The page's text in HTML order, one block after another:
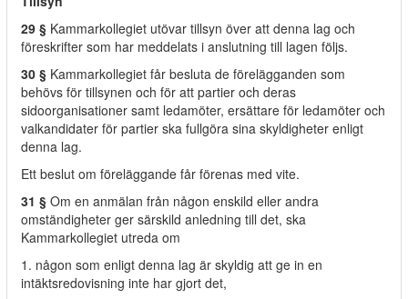
29 § Kammarkollegiet utövar tillsyn över att denna lag och
föreskrifter som har meddelats i anslutning till lagen följs.
30 § Kammarkollegiet får besluta de förelägganden som
behövs för tillsynen och för att partier och deras
sidoorganisationer samt ledamöter, ersättare för ledamöter och
valkandidater för partier ska fullgöra sina skyldigheter enligt
denna lag.
Ett beslut om föreläggande får förenas med vite.
31 § Om en anmälan från någon enskild eller andra
omständigheter ger särskild anledning till det, ska
Kammarkollegiet utreda om
1. någon som enligt denna lag är skyldig att ge in en
intäktsredovisning inte har gjort det,